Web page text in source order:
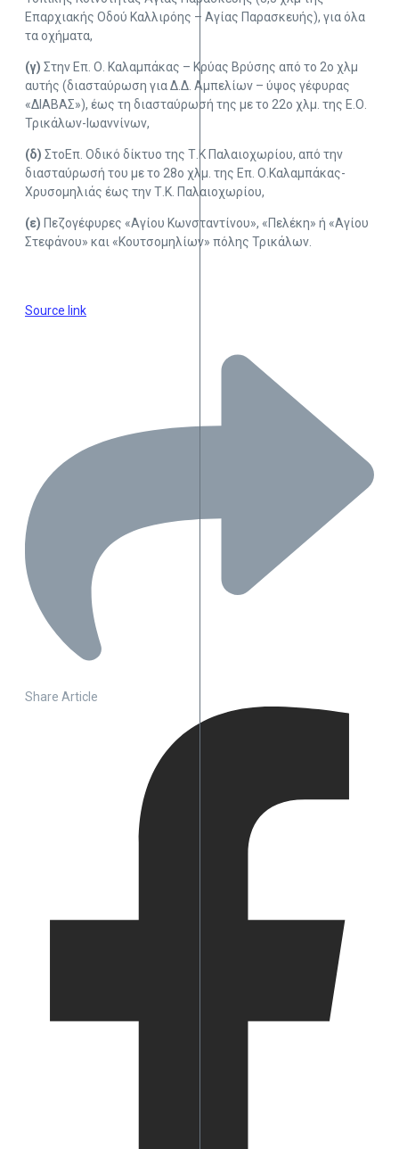
Επαρχιακής Οδού Καλλιρόης – Αγίας Παρασκευής), για όλα
τα οχήματα,
(γ) Στην Επ. Ο. Καλαμπάκας – Κρύας Βρύσης από το 2ο χλμ
αυτής (διασταύρωση για Δ.Δ. Αμπελίων – ύψος γέφυρας
«ΔΙΑΒΑΣ»), έως τη διασταύρωσή της με το 22ο χλμ. της Ε.Ο.
Τρικάλων-Ιωαννίνων,
(δ) ΣτοΕπ. Οδικό δίκτυο της Τ.Κ Παλαιοχωρίου, από την
διασταύρωσή του με το 28ο χλμ. της Επ. Ο.Καλαμπάκας-
Χρυσομηλιάς έως την Τ.Κ. Παλαιοχωρίου,
(ε) Πεζογέφυρες «Αγίου Κωνσταντίνου», «Πελέκη» ή «Αγίου
Στεφάνου» και «Κουτσομηλίων» πόλης Τρικάλων.
Source link
Share Article